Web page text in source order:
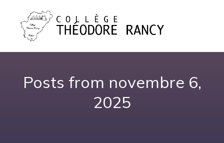
Posts from novembre 6,
2025